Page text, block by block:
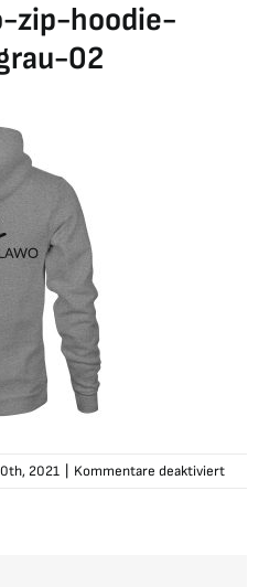
zip-hoodie-
02
2021 Kommentare deaktiviertfür